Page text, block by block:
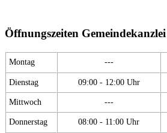
Öffnungszeiten
Montag ---
Dienstag 09:00 - 12:00 Uhr
Mittwoch ---
Donnerstag 08:00 - 11:00 Uhr